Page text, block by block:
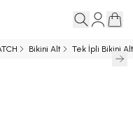
Bikini Alt Tek İpli Bikini Alt